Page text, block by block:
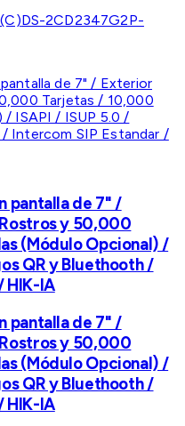
DS-2CD2347G2P-
pantalla de 7" /
y 50,000
(Módulo Opcional) /
QR y Bluethooth /
HIK-IA
pantalla de 7" /
y 50,000
(Módulo Opcional) /
QR y Bluethooth /
HIK-IA